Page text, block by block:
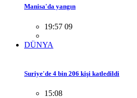
Manisa'da yangın
19:57 09
DÜNYA
Suriye'de 4 bin 206 kişi katledildi
15:08